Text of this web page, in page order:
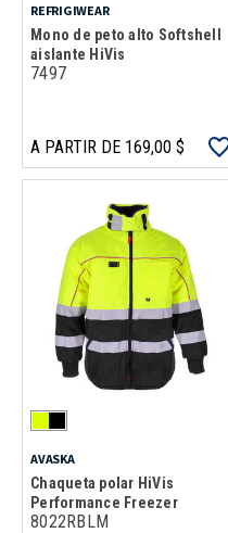
REFRIGIWEAR
Mono de peto alto Softshell
aislante HiVis
7497
A PARTIR DE 169,00 $
AVASKA
Chaqueta polar HiVis
Performance Freezer
8022RBLM